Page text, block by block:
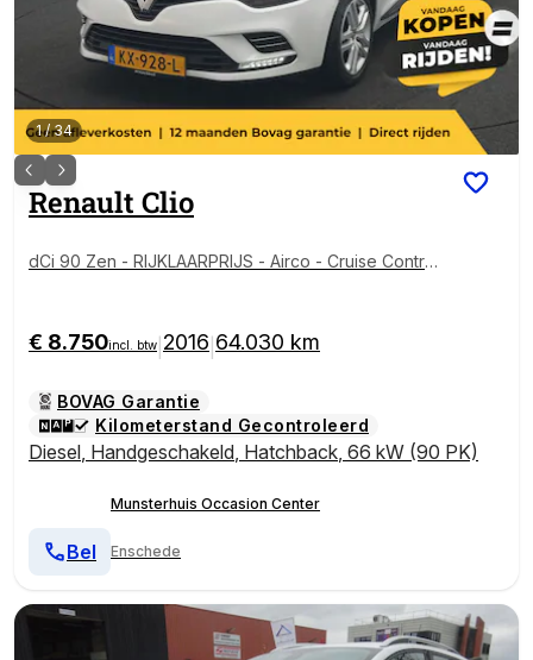
1/34
Renault Clio
dCi 90 Zen - RIJKLAARPRIJS - Airco - Cruise Control
€ 8.750incl. btw 2016 64.030 km
BOVAG Garantie
Kilometerstand Gecontroleerd
Diesel, Handgeschakeld, Hatchback, 66 kW (90 PK)
Munsterhuis Occasion Center
Enschede
Bel